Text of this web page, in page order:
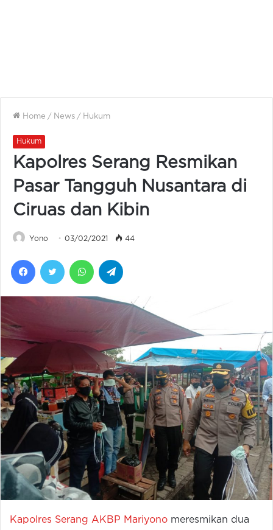
Home / News / Hukum
Hukum
Kapolres Serang Resmikan
Pasar Tangguh Nusantara di
Ciruas dan Kibin
Yono 03/02/2021 44
FacebookTwitter WhatsApp
Kapolres Serang AKBP Mariyono meresmikan dua